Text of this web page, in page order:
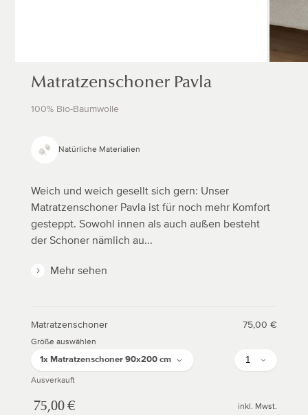
Matratzenschoner Pavla
100% Bio-Baumwolle
Natürliche Materialien
Weich und weich gesellt sich gern: Unser
Matratzenschoner Pavla ist für noch mehr Komfort
gesteppt. Sowohl innen als auch außen besteht
der Schoner nämlich au...
Mehr sehen
Matratzenschoner
Sale
Normaler
75,00 €
Größe auswählen
1x Matratzenschoner 90x200 cm Anzahl
Ausverkauft
Sale
Normaler
75,00 € inkl. Mwst.